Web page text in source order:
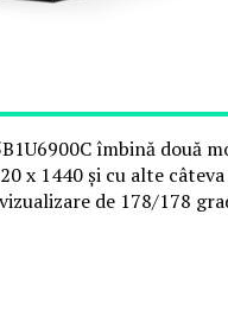
îmbină două
x 1440 și cu alte
de 178/178